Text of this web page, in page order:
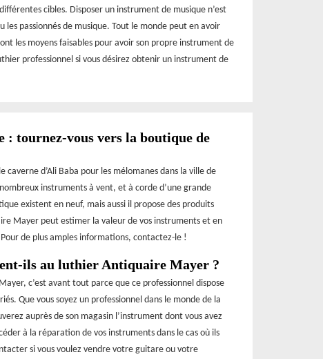
cibles. Disposer un instrument de musique n’est
les passionnés de musique. Tout le monde peut en avoir
les moyens faisables pour avoir son propre instrument de
professionnel si vous désirez obtenir un instrument de
: tournez-vous vers la boutique de
d’Ali Baba pour les mélomanes dans la ville de
instruments à vent, et à corde d’une grande
existent en neuf, mais aussi il propose des produits
Mayer peut estimer la valeur de vos instruments et en
de plus amples informations, contactez-le !
ils au luthier Antiquaire Mayer ?
c’est avant tout parce que ce professionnel dispose
Que vous soyez un professionnel dans le monde de la
auprès de son magasin l’instrument dont vous avez
à la réparation de vos instruments dans le cas où ils
si vous voulez vendre votre guitare ou votre